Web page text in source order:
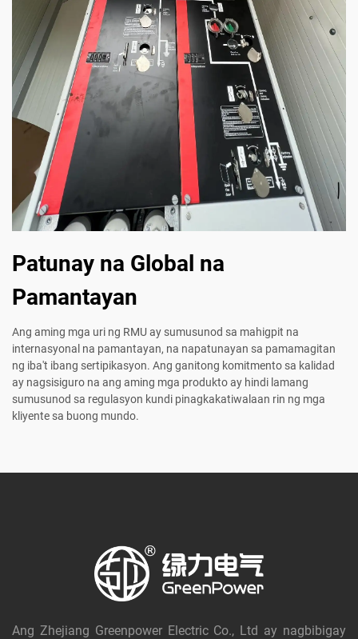
Patunay na Global na
Pamantayan
Ang aming mga uri ng RMU ay sumusunod sa mahigpit na
internasyonal na pamantayan, na napatunayan sa pamamagitan
ng iba't ibang sertipikasyon. Ang ganitong komitmento sa kalidad
ay nagsisiguro na ang aming mga produkto ay hindi lamang
sumusunod sa regulasyon kundi pinagkakatiwalaan rin ng mga
kliyente sa buong mundo.
Ang Zhejiang Greenpower Electric Co., Ltd ay nagbibigay